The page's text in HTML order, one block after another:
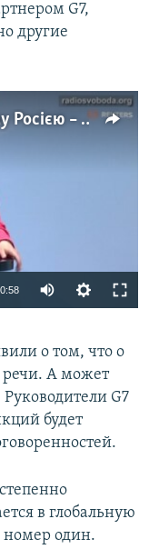
G7,
другие
G7 засуджує захоплення Криму Росією – Меркель
available
0:58
о том, что о
речи. А может
G7
будет
в глобальную
номер один.